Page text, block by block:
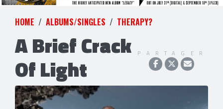
HOME ALBUMS/SINGLES THERAPY?
A Brief Crack
Of Light
PARTAGER